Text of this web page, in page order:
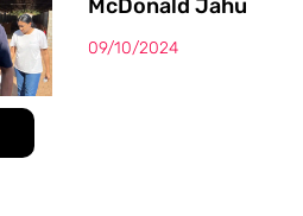
McDonald Jahu
09/10/2024